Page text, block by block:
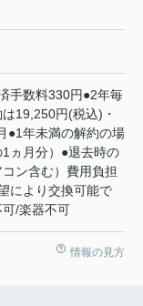
手数料330円●2年毎
19,250円(税込)・
●1年未満の解約の場
ヵ月分）●退去時の
ン含む）費用負担
により交換可能で
楽器不可
情報の見方